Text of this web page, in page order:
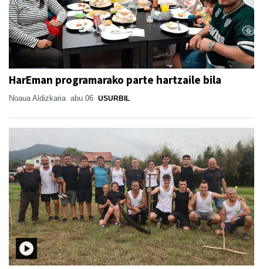
HarEman programarako parte hartzaile bila
Noaua Aldizkaria abu 06 USURBIL